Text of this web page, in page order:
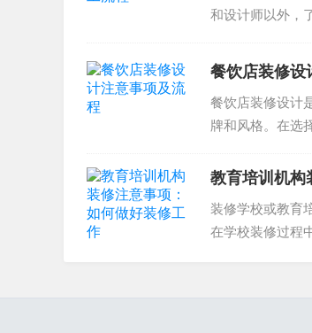
和设计师以外，
餐饮店装修设
餐饮店装修设计
牌和风格。在选
教育培训机构
装修学校或教育
在学校装修过程